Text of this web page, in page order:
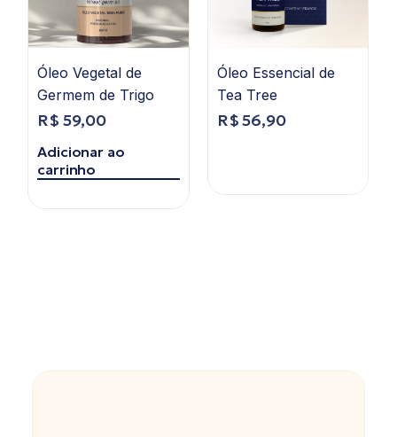
Óleo Vegetal de
Germem de Trigo
R$ 59,00
Adicionar ao
carrinho
Óleo Essencial de
Tea Tree
R$56,90